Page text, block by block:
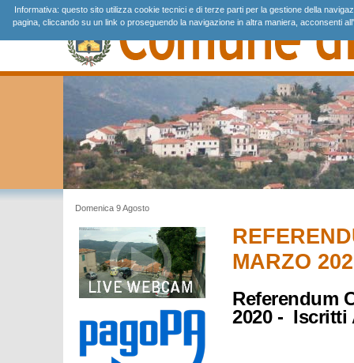
Domenica 9 Agosto
MARZO
Referendum
2020 -
Informativa: questo sito utilizza cookie tecnici e di terze parti per la gestione della
pagina, cliccando su un link o proseguendo la navigazione in altra maniera, acconsenti